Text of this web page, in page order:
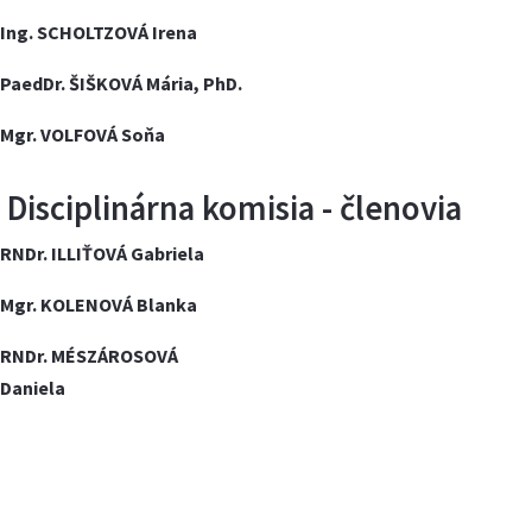
Ing. SCHOLTZOVÁ Irena
PaedDr.ŠIŠKOVÁ Mária, PhD.
Mgr. VOLFOVÁ Soňa
Disciplinárna komisia - členovia
RNDr. ILLIŤOVÁ Gabriela
Mgr. KOLENOVÁ Blanka
RNDr. MÉSZÁROSOVÁ
Daniela